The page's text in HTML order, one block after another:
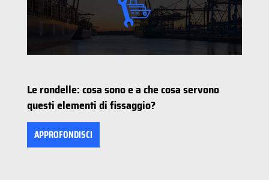
Le rondelle: cosa sono e a che cosa servono
questi elementi di fissaggio?
APPROFONDISCI